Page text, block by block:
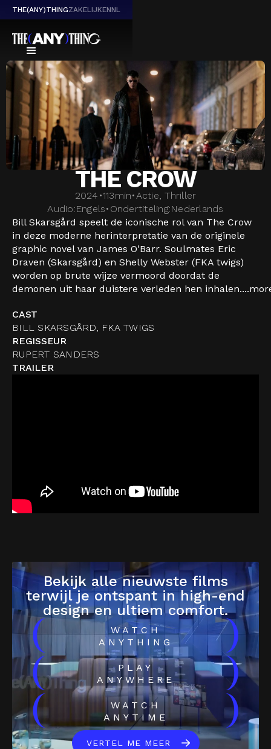
THE(ANY)THINGZAKELIJKENNL
THE CROW
2024 •113min•Actie, Thriller
Audio:Engels• Ondertiteling:Nederlands
Bill Skarsgård speelt de iconische rol van The Crow
in deze moderne herinterpretatie van de originele
graphic novel van James O'Barr. Soulmates Eric
Draven (Skarsgård) en Shelly Webster (FKA twigs)
worden op brute wijze vermoord doordat de
demonen uit haar duistere verleden hen inhalen....
CAST
BILL SKARSGÅRD, FKA TWIGS
REGISSEUR
RUPERT SANDERS
TRAILER
Bekijk alle nieuwste films
terwijl je ontspant in high-end
design en ultiem comfort.
(
WATCH
ANYTHING
)
(
PLAY
ANYWHERE
)
(
WATCH
ANYTIME
)
VERTEL ME MEER